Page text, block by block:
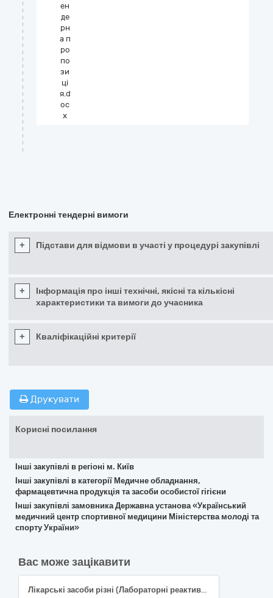
ен
де
рн
а п
ро
по
зи
ці
я.d
oc
x
Електронні тендерні вимоги
+ Підстави для відмови в участі у процедурі закупівлі
+
Інформація про інші технічні, якісні та кількісні
характеристики та вимоги до учасника
+ Кваліфікаційні критерії
Друкувати
Корисні посилання
Інші закупівлі в регіоні м. Київ
Інші закупівлі в категорії Медичне обладнання,
фармацевтична продукція та засоби особистої гігієни
Інші закупівлі замовника Державна установа «Український
медичний центр спортивної медицини Міністерства молоді та
спорту України»
Вас може зацікавити
Лікарські засоби різні (Лабораторні реактиви).